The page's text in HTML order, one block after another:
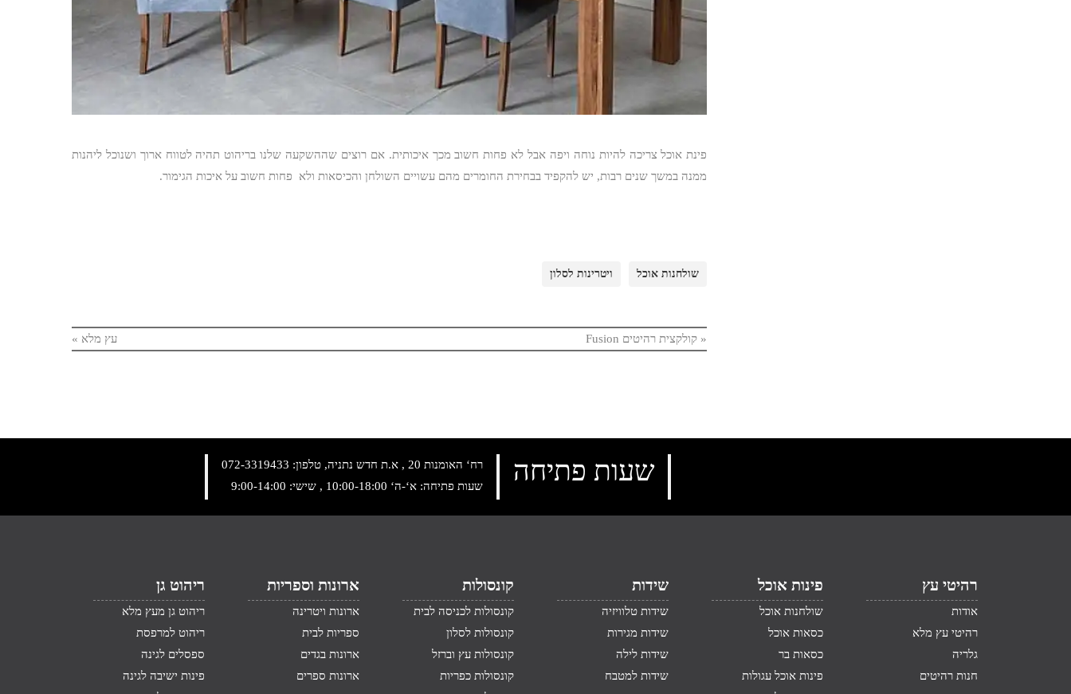
פינת אוכל צריכה להיות נוחה ויפה אבל לא פחות חשוב מכך איכותית. אם רוצים שההשקעה שלנו בריהוט תהיה לטווח ארוך ושנוכל ליהנות
ממנה במשך שנים רבות, יש להקפיד בבחירת החומרים מהם עשויים השולחן והכיסאות ולא פחות חשוב על איכות הגימור.
שולחנות אוכל ויטרינות לסלון
« קולקצית רהיטים Fusion עץ מלא »
רח‘ האומנות 20 , א.ת חדש נתניה, טלפון:
072-3319433
שעות פתיחה: א‘-ה‘ 10:00-18:00 , שישי: 9:00-14:00
שעות פתיחה
רהיטי עץ
אודות
רהיטי עץ מלא
גלריה
חנות רהיטים
פינות אוכל
שולחנות אוכל
כסאות אוכל
כסאות בר
פינות אוכל עגולות
שידות
שידות טלוויזיה
שידות מגירות
שידות לילה
שידות למטבח
קונסולות
קונסולות לכניסה לבית
קונסולות לסלון
קונסולות עץ וברזל
קונסולות כפריות
ארונות וספריות
ארונות ויטרינה
ספריות לבית
ארונות בגדים
ארונות ספרים
ריהוט גן
ריהוט גן מעץ מלא
ריהוט למרפסת
ספסלים לגינה
פינות ישיבה לגינה